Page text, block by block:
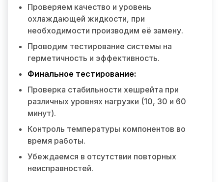
Проверяем качество и уровень
охлаждающей жидкости, при
необходимости производим её замену.
Проводим тестирование системы на
герметичность и эффективность.
Финальное тестирование:
Проверка стабильности хешрейта при
различных уровнях нагрузки (10, 30 и 60
минут).
Контроль температуры компонентов во
время работы.
Убеждаемся в отсутствии повторных
неисправностей.